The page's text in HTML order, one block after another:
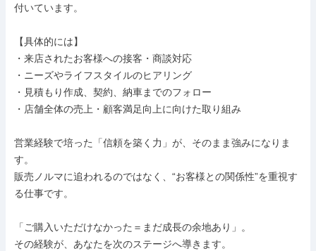
付いています。
【具体的には】
・来店されたお客様への接客・商談対応
・ニーズやライフスタイルのヒアリング
・見積もり作成、契約、納車までのフォロー
・店舗全体の売上・顧客満足向上に向けた取り組み
営業経験で培った「信頼を築く力」が、そのまま強みになりま
す。
販売ノルマに追われるのではなく、“お客様との関係性”を重視す
る仕事です。
「ご購入いただけなかった＝まだ成長の余地あり」。
その経験が、あなたを次のステージへ導きます。